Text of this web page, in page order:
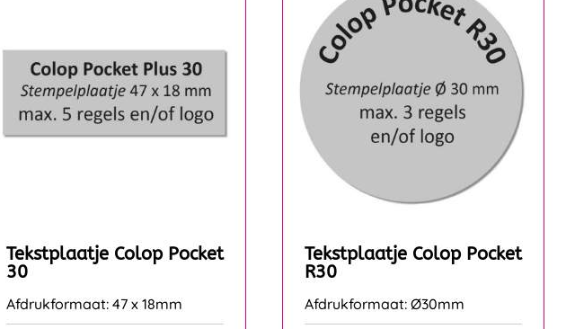
Tekstplaatje Colop Pocket
30
Afdrukformaat: 47 x 18mm
Tekstplaatje Colop Pocket
R30
Afdrukformaat: Ø30mm